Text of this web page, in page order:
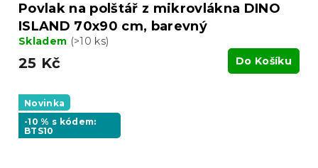
Povlak na polštář z mikrovlákna DINO
ISLAND 70x90 cm, barevný
Skladem (>10 ks)
25 Kč Do Košíku
Novinka
-10 % s kódem:
BTS10